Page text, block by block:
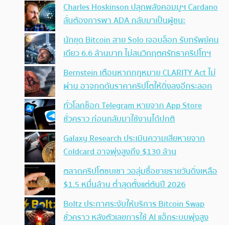
Charles Hoskinson ปลุกพลังคอมมูฯ Cardano
ลั่นต้องการพา ADA กลับมาเป็นผู้ชนะ
นักขุด Bitcoin สาย Solo เจอบล็อก รับทรัพย์คน
เดียว 6.6 ล้านบาท ไม่สนวิกฤตศรัทธาคริปโทฯ
Bernstein เตือนหากกฎหมาย CLARITY Act ไม่
ผ่าน อาจกดดันราคาคริปโตให้ดิ่งลงอีกระลอก
ทั่วโลกช็อก Telegram หายจาก App Store
ชั่วคราว ก่อนกลับมาใช้งานได้ปกติ
Galaxy Research ประเมินความเสียหายจาก
Coldcard อาจพุ่งสูงถึง $130 ล้าน
ตลาดคริปโตซบเซา วอลุ่มซื้อขายรายวันดิ่งเหลือ
$1.5 หมื่นล้าน ต่ำสุดตั้งแต่ต้นปี 2026
Boltz ประกาศระงับให้บริการ Bitcoin Swap
ชั่วคราว หลังตัวเลขการใช้ AI แฮ็กระบบพุ่งสูง